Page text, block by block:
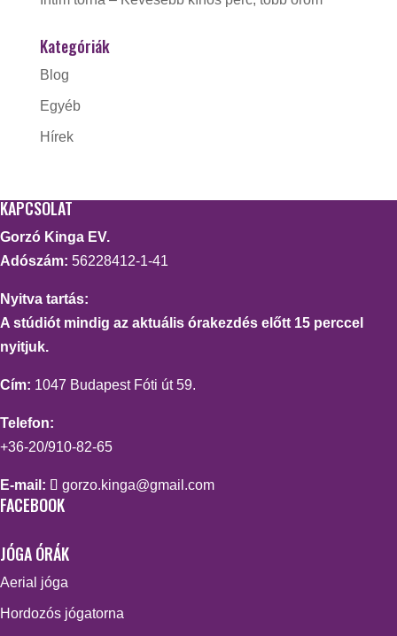
Kategóriák
Blog
Egyéb
Hírek
KAPCSOLAT
Gorzó Kinga EV.
Adószám: 56228412-1-41
Nyitva tartás:
A stúdiót mindig az aktuális órakezdés előtt 15 perccel
nyitjuk.
Cím: 1047 Budapest Fóti út 59.
Telefon:
+36-20/910-82-65
E-mail: gorzo.kinga@gmail.com
FACEBOOK
JÓGA ÓRÁK
Aerial jóga
Hordozós jógatorna